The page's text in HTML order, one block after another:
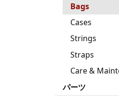
Bags
Cases
Strings
Straps
Care &
パーツ